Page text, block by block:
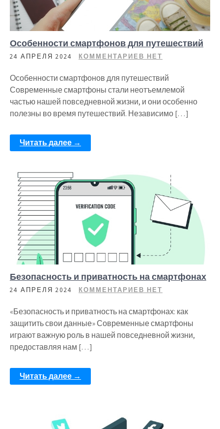
Особенности смартфонов для путешествий
24 АПРЕЛЯ 2024 КОММЕНТАРИЕВ НЕТ
Особенности смартфонов для путешествий
Современные смартфоны стали неотъемлемой
частью нашей повседневной жизни, и они особенно
полезны во время путешествий. Независимо […]
Читать далее →
Безопасность и приватность на смартфонах
24 АПРЕЛЯ 2024 КОММЕНТАРИЕВ НЕТ
«Безопасность и приватность на смартфонах: как
защитить свои данные» Современные смартфоны
играют важную роль в нашей повседневной жизни,
предоставляя нам […]
Читать далее →